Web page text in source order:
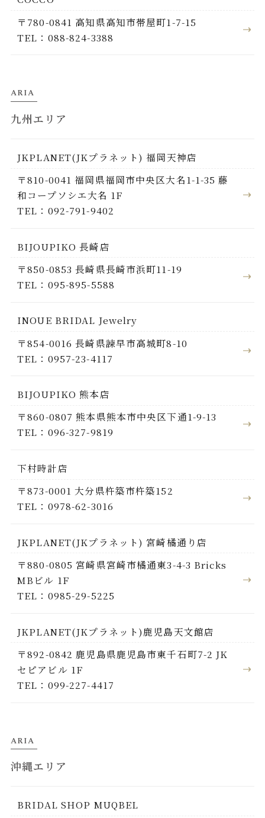
〒780-0841 高知県高知市帯屋町1-7-15
TEL：088-824-3388
ARIA
九州エリア
JKPLANET(JKプラネット) 福岡天神店
〒810-0041 福岡県福岡市中央区大名1-1-35 藤
和コープソシエ大名 1F
TEL：092-791-9402
BIJOUPIKO 長崎店
〒850-0853 長崎県長崎市浜町11-19
TEL：095-895-5588
INOUE BRIDAL Jewelry
〒854-0016 長崎県諫早市高城町8-10
TEL：0957-23-4117
BIJOUPIKO 熊本店
〒860-0807 熊本県熊本市中央区下通1-9-13
TEL：096-327-9819
下村時計店
〒873-0001 大分県杵築市杵築152
TEL：0978-62-3016
JKPLANET(JKプラネット) 宮崎橘通り店
〒880-0805 宮崎県宮崎市橘通東3-4-3 Bricks
MBビル 1F
TEL：0985-29-5225
JKPLANET(JKプラネット)鹿児島天文館店
〒892-0842 鹿児島県鹿児島市東千石町7-2 JK
セピアビル 1F
TEL：099-227-4417
ARIA
沖縄エリア
BRIDAL SHOP MUQBEL